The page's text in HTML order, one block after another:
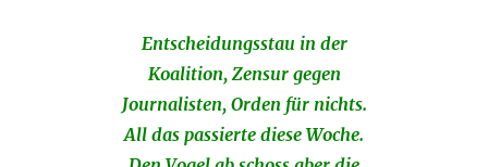
Entscheidungsstau in der
Koalition, Zensur gegen
Journalisten, Orden für nichts.
All das passierte diese Woche.